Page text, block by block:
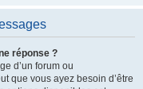
réponse ?
d’un forum ou
que vous ayez besoin d’être